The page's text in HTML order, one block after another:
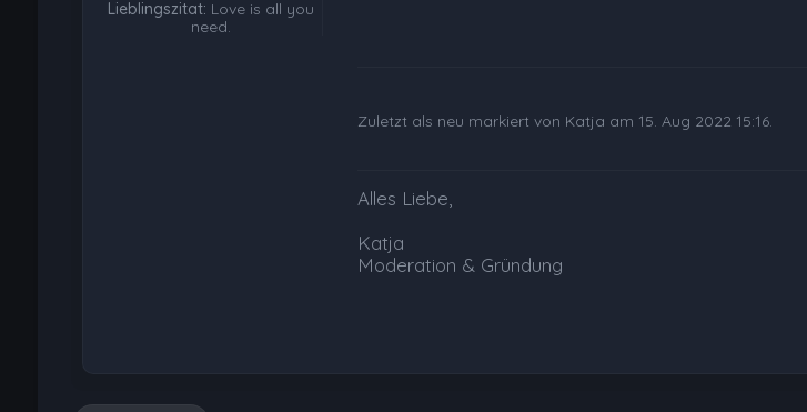
Lieblingszitat: Love is all you
need.
Zuletzt als neu markiert von Katja am 15. Aug 2022 15:16.
Alles Liebe,
Katja
Moderation & Gründung